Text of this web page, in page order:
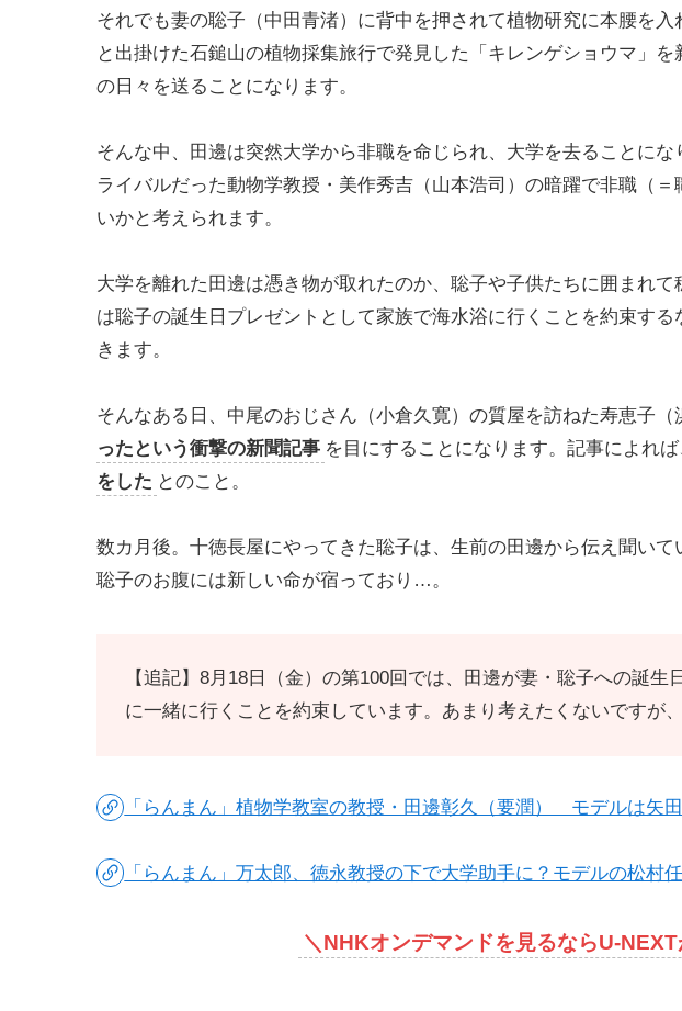
それでも妻の聡子（中田青渚）に背中を押されて植物研究に本腰を
と出掛けた石鎚山の植物採集旅行で発見した「キレンゲショウマ」
の日々を送ることになります。
そんな中、田邊は突然大学から非職を命じられ、大学を去ることに
ライバルだった動物学教授・美作秀吉（山本浩司）の暗躍で非職（
いかと考えられます。
大学を離れた田邊は憑き物が取れたのか、聡子や子供たちに囲まれ
は聡子の誕生日プレゼントとして家族で海水浴に行くことを約束す
きます。
そんなある日、中尾のおじさん（小倉久寛）の質屋を訪ねた寿恵子
ったという衝撃の新聞記事 を目にすることになります。記事によれ
をした とのこと。
数カ月後。十徳長屋にやってきた聡子は、生前の田邊から伝え聞いて
聡子のお腹には新しい命が宿っており…。
【追記】8月18日（金）の第100回では、田邊が妻・聡子への誕
に一緒に行くことを約束しています。あまり考えたくないですが
「らんまん」植物学教室の教授・田邊彰久（要潤） モデルは矢
「らんまん」万太郎、徳永教授の下で大学助手に？モデルの松村
＼ NHKオンデマンドを見るならU-NEXT